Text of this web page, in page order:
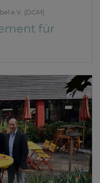
e.V. (DGM)
für